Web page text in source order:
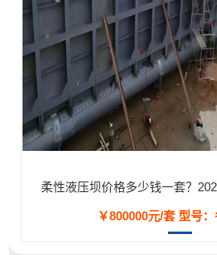
柔性液压坝价格多少钱一套？
￥800000元/套型号